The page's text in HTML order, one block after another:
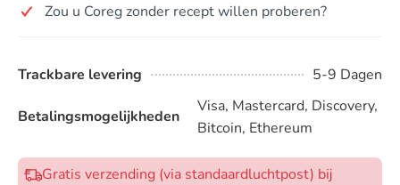
Zou u Coreg zonder recept willen proberen?
Trackbare levering 5-9 Dagen
Betalingsmogelijkheden
Visa, Mastercard, Discovery,
Bitcoin, Ethereum
Gratis verzending (via standaardluchtpost) bij